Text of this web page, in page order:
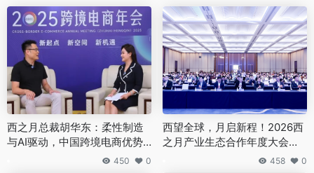
西之月总裁胡华东：柔性制造
与AI驱动，中国跨境电商优势
450 0
西望全球，月启新程！2026西
之月产业生态合作年度大会，
458 0